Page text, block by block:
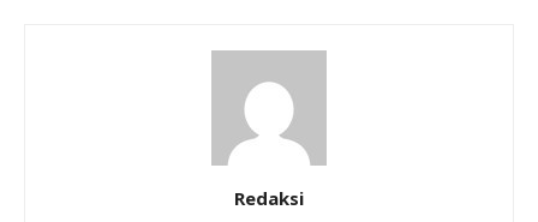
Redaksi